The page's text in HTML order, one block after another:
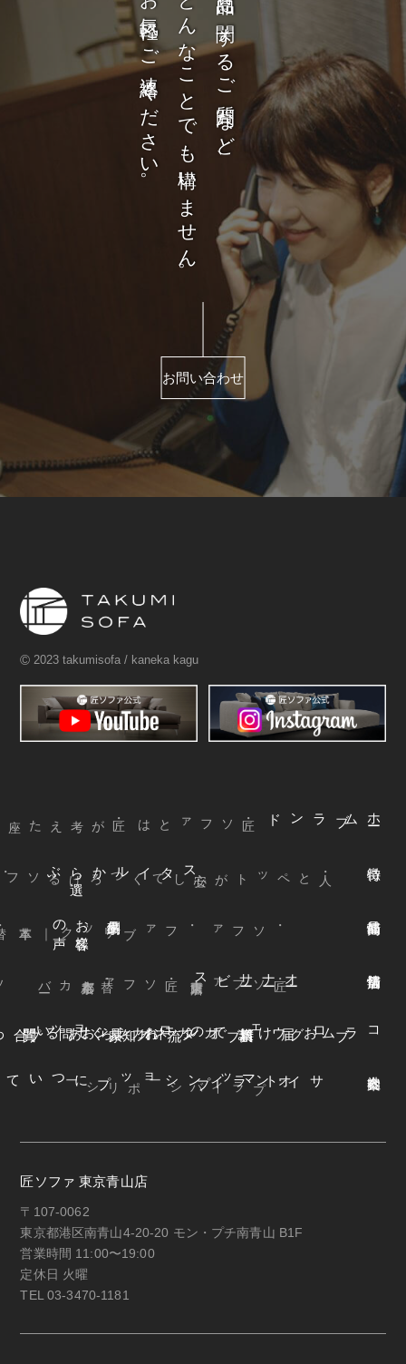
商品に関するご質問など、
どんなことでも構いません。
お気軽にご連絡ください。
お問い合わせ
© 2023 takumisofa / kaneka kagu
ホー
ム
ブランド
・匠ソファとは
スタイルから
選
ぶ
・ソファ
お客様の
声
オーナーサー
ビス
ー
コラム
ブログ
お届けまでの流れ
ウェブカタログ
オンラインショップ お知らせ
オンラインショップについて
匠ソファ 東京青山店
〒107-0062
東京都港区南青山4-20-20 モン・プチ南青山 B1F
営業時間 11:00〜19:00
定休日 火曜
TEL 03-3470-1181